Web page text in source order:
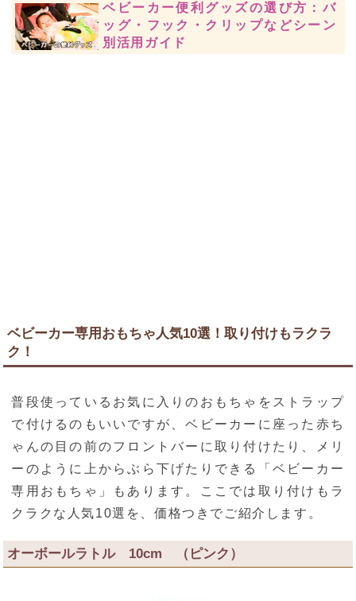
ベビーカー便利グッズの選び方：バ
ッグ・フック・クリップなどシーン
別活用ガイド
ベビーカー専用おもちゃ人気10選！取り付けもラクラ
ク！
普段使っているお気に入りのおもちゃをストラップ
で付けるのもいいですが、ベビーカーに座った赤ち
ゃんの目の前のフロントバーに取り付けたり、メリ
ーのように上からぶら下げたりできる「ベビーカー
専用おもちゃ」もあります。ここでは取り付けもラ
クラクな人気10選を、価格つきでご紹介します。
オーボールラトル 10cm （ピンク）